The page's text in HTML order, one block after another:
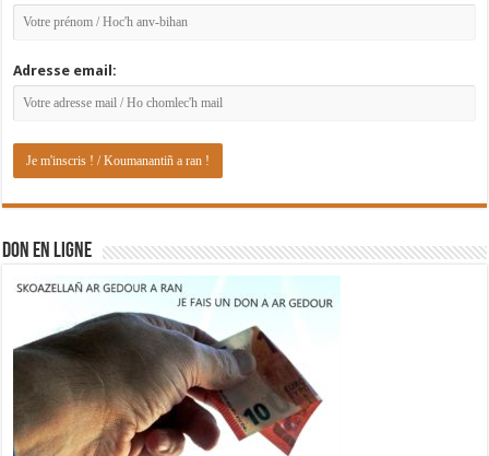
Adresse email:
DON EN LIGNE